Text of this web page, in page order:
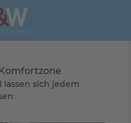
sich jedem